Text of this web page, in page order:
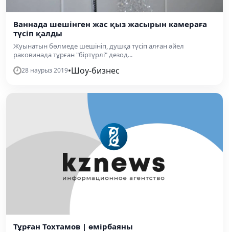
Ваннада шешінген жас қыз жасырын камераға
түсіп қалды
Жуынатын бөлмеде шешініп, душқа түсіп алған әйел
раковинада тұрған "біртүрлі" дезод...
28 наурыз 2019•Шоу-бизнес
Тұрған Тохтамов | өмірбаяны